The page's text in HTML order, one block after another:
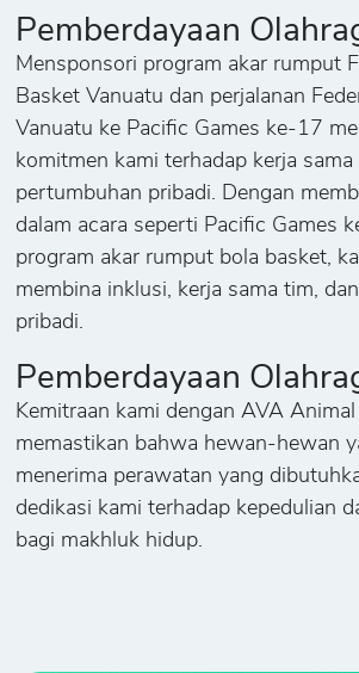
Pemberdayaan
Mensponsori program akar rumput
Basket Vanuatu dan perjalanan
Vanuatu ke Pacific Games ke-17
komitmen kami terhadap kerja
pertumbuhan pribadi. Dengan
dalam acara seperti Pacific Games
program akar rumput bola basket,
membina inklusi, kerja sama tim,
pribadi.
Pemberdayaan
Kemitraan kami dengan AVA
memastikan bahwa hewan-hewan
menerima perawatan yang
dedikasi kami terhadap kepedulian
bagi makhluk hidup.